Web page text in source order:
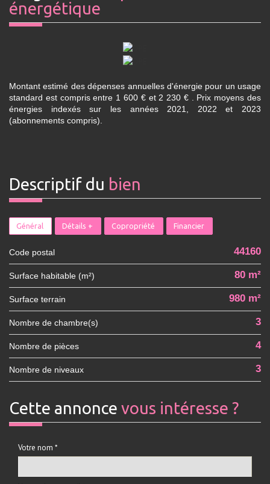
énergétique
Montant estimé des dépenses annuelles d'énergie pour un usage
standard est compris entre 1 600 € et 2 230 € . Prix moyens des
énergies indexés sur les années 2021, 2022 et 2023
(abonnements compris).
descriptif du bien
Général Détails + Copropriété Financier
Code postal 44160
Surface habitable (m²) 80 m²
surface terrain 980 m²
Nombre de chambre(s) 3
Nombre de pièces 4
Nombre de niveaux 3
cette annonce vous intéresse ?
Votre nom *